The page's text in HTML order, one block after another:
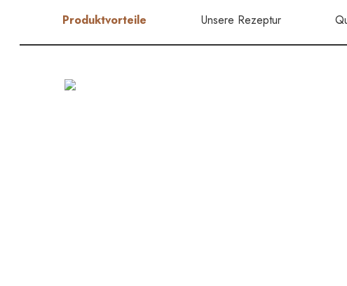
Produktvorteile Unsere Rezeptur